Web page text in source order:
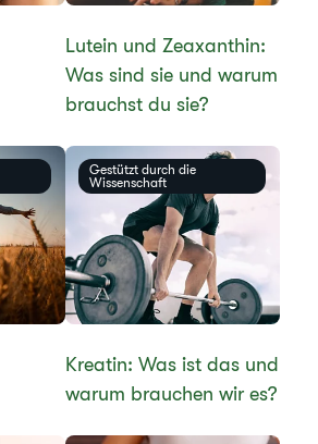
​​Lutein und Zeaxanthin:
Was sind sie und warum
brauchst du sie?​
Gestützt durch die
Wissenschaft
Kreatin: Was ist das und
warum brauchen wir es?